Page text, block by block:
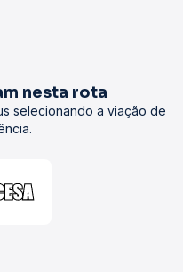
nesta rota
selecionando a viação de